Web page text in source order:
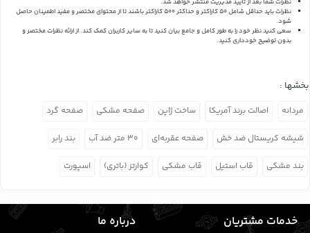
نظرات شما بعد از تایید مدیریت منتشر خواهد شد.
نظرات باید حداقل شامل 50 کاراکتر و حداکثر 500 کاراکتر باشند تا از محتوای مختصر و مفید اطمینان حاصل
شود.
سعی کنید نظر خود را به طور کامل و جامع بیان کنید تا به سایر کاربران کمک کند.از ارائه نظرات مختصر و
بدون توضیح خودداری کنید.
بخشها :
مردانه اصالت برند آمریکا ساخت ژاپن صفحه مشکی صفحه گرد
شیشه کریستال ضد خش صفحه عقربه‌ای ۳۰ متر ضد آب بند رابر
بند مشکی قاب استیل قاب مشکی کوارتز (باتری) اسپورت
خدمات مشتریان درباره ما